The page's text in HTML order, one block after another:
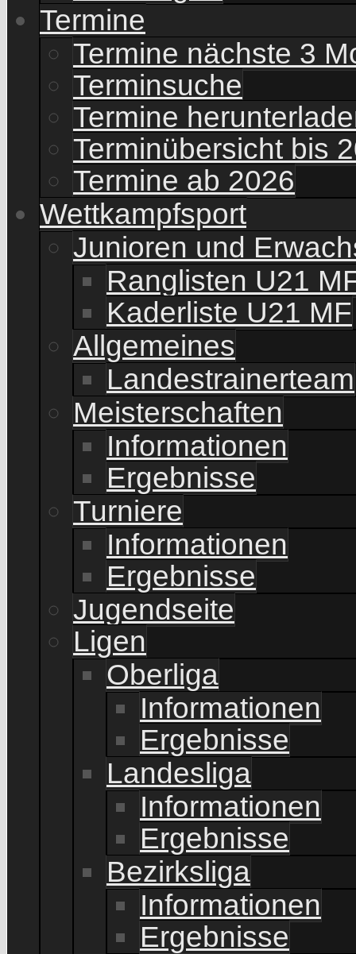
Termine
Termine nächste 3
Terminsuche
Termine
Terminübersicht bis
Termine ab 2026
Wettkampfsport
Junioren und
Ranglisten U21
Kaderliste U21 MF
Allgemeines
Landestrainerteam
Meisterschaften
Informationen
Ergebnisse
Turniere
Informationen
Ergebnisse
Jugendseite
Ligen
Oberliga
Informationen
Ergebnisse
Landesliga
Informationen
Ergebnisse
Bezirksliga
Informationen
Ergebnisse